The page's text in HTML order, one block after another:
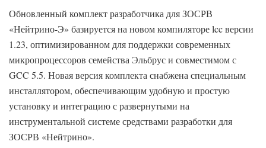
Обновленный комплект разработчика для ЗОСРВ
«Нейтрино-Э» базируется на новом компиляторе lcc версии
1.23, оптимизированном для поддержки современных
микропроцессоров семейства Эльбрус и совместимом с
GCC 5.5. Новая версия комплекта снабжена специальным
инсталлятором, обеспечивающим удобную и простую
установку и интеграцию с развернутыми на
инструментальной системе средствами разработки для
ЗОСРВ «Нейтрино».